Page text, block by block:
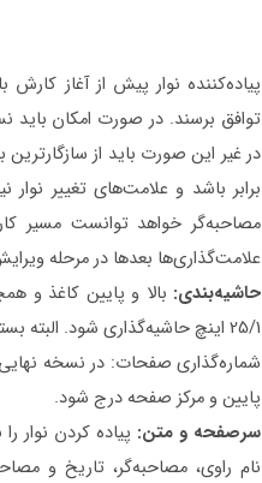
پیاده‌کننده نوار پیش از آغاز کارش
توافق برسند. در صورت امکان باید
در غیر این صورت باید از سازگارترین
برابر باشد و علامت‌های تغییر
مصاحبه‌گر خواهد توانست مسیر
علامت‌گذاری‌ها بعدها در مرحله
حاشیه‌بندی: بالا و پایین کاغذ و
25/1 اینچ حاشیه‌گذاری شود. البته بسته به نوع استفاده از این نسخه می‌توان اندازه حاشیه‌گذاری را تغییر داد.
شماره‌گذاری صفحات: در نسخه نهایی
پایین و مرکز صفحه درج شود.
سرصفحه و متن: پیاده کردن نوار
نام راوی، مصاحبه‌گر، تاریخ و